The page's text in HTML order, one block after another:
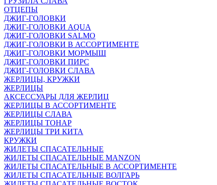
ОТЦЕПЫ
ДЖИГ-ГОЛОВКИ
ДЖИГ-ГОЛОВКИ AQUA
ДЖИГ-ГОЛОВКИ SALMO
ДЖИГ-ГОЛОВКИ В АССОРТИМЕНТЕ
ДЖИГ-ГОЛОВКИ МОРМЫШ
ДЖИГ-ГОЛОВКИ ПИРС
ДЖИГ-ГОЛОВКИ СЛАВА
ЖЕРЛИЦЫ, КРУЖКИ
ЖЕРЛИЦЫ
АКСЕССУАРЫ ДЛЯ ЖЕРЛИЦ
ЖЕРЛИЦЫ В АССОРТИМЕНТЕ
ЖЕРЛИЦЫ СЛАВА
ЖЕРЛИЦЫ ТОНАР
ЖЕРЛИЦЫ ТРИ КИТА
КРУЖКИ
ЖИЛЕТЫ СПАСАТЕЛЬНЫЕ
ЖИЛЕТЫ СПАСАТЕЛЬНЫЕ MANZON
ЖИЛЕТЫ СПАСАТЕЛЬНЫЕ В АССОРТИМЕНТЕ
ЖИЛЕТЫ СПАСАТЕЛЬНЫЕ ВОЛГАРЬ